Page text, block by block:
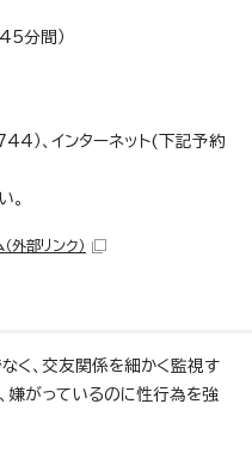
分間）
、インターネット(下記予約
。
（外部リンク）
く、交友関係を細かく監視す
嫌がっているのに性行為を強